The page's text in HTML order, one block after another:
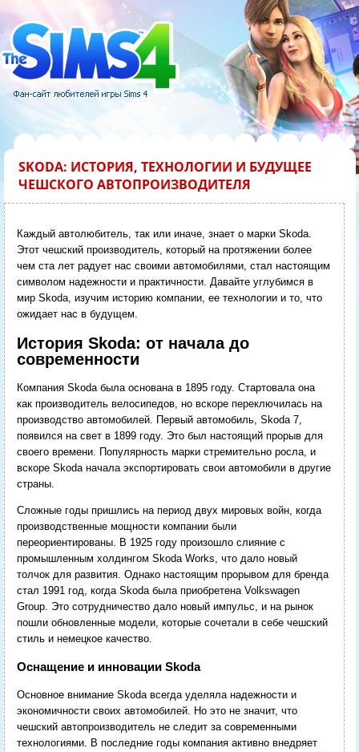
SKODA: ИСТОРИЯ, ТЕХНОЛОГИИ И БУДУЩЕЕ
ЧЕШСКОГО АВТОПРОИЗВОДИТЕЛЯ
Каждый автолюбитель, так или иначе, знает о марки Skoda.
Этот чешский производитель, который на протяжении более
чем ста лет радует нас своими автомобилями, стал настоящим
символом надежности и практичности. Давайте углубимся в
мир Skoda, изучим историю компании, ее технологии и то, что
ожидает нас в будущем.
История Skoda: от начала до
современности
Компания Skoda была основана в 1895 году. Стартовала она
как производитель велосипедов, но вскоре переключилась на
производство автомобилей. Первый автомобиль, Skoda 7,
появился на свет в 1899 году. Это был настоящий прорыв для
своего времени. Популярность марки стремительно росла, и
вскоре Skoda начала экспортировать свои автомобили в другие
страны.
Сложные годы пришлись на период двух мировых войн, когда
производственные мощности компании были
переориентированы. В 1925 году произошло слияние с
промышленным холдингом Skoda Works, что дало новый
толчок для развития. Однако настоящим прорывом для бренда
стал 1991 год, когда Skoda была приобретена Volkswagen
Group. Это сотрудничество дало новый импульс, и на рынок
пошли обновленные модели, которые сочетали в себе чешский
стиль и немецкое качество.
Оснащение и инновации Skoda
Основное внимание Skoda всегда уделяла надежности и
экономичности своих автомобилей. Но это не значит, что
чешский автопроизводитель не следит за современными
технологиями. В последние годы компания активно внедряет